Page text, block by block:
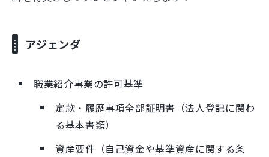
アジェンダ
職業紹介事業の許可基準
定款・履歴事項全部証明書（法人登記に関わ
る基本書類）
資産要件（自己資金や基準資産に関する条